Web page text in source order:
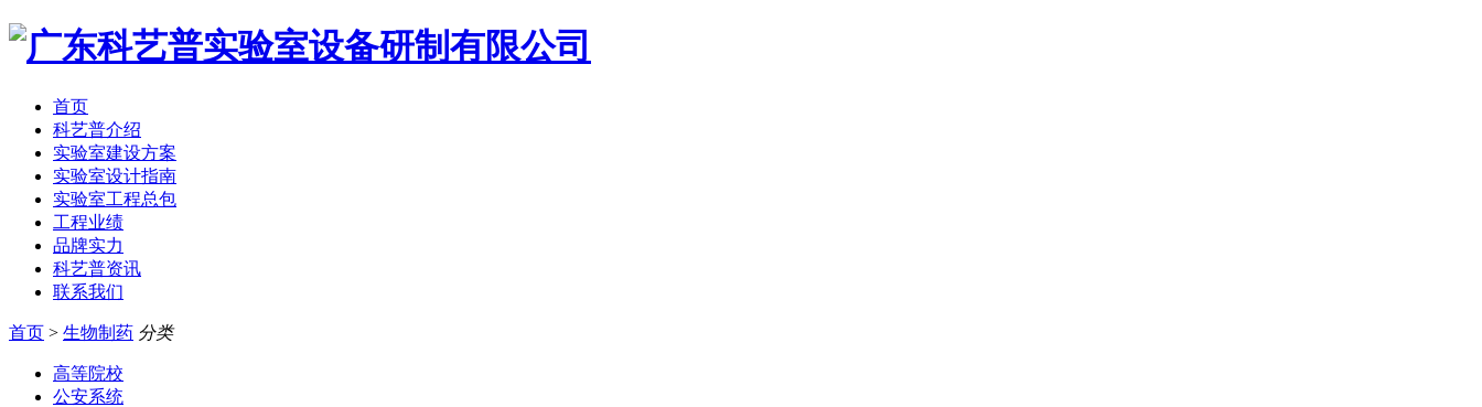
首页
科艺普介绍
实验室建设方案
实验室设计指南
实验室工程总包
工程业绩
品牌实力
科艺普资讯
联系我们
首页 > 生物制药 分类
高等院校
公安系统